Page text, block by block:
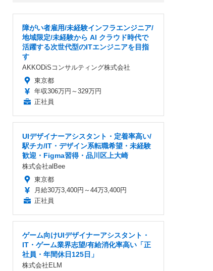
障がい者雇用/未経験インフラエンジニア/
地域限定/未経験から AI クラウド時代で
活躍する次世代型のITエンジニアを目指
す
AKKODiSコンサルティング株式会社
東京都
年収306万円～329万円
正社員
UIデザイナーアシスタント・定着率高い/
駅チカ/IT・デザイン系転職希望・未経験
歓迎・Figma習得・品川区上大崎
株式会社alBee
東京都
月給30万3,400円～44万3,400円
正社員
ゲーム向けUIデザイナーアシスタント・
IT・ゲーム業界志望/有給消化率高い「正
社員・年間休日125日」
株式会社ELM